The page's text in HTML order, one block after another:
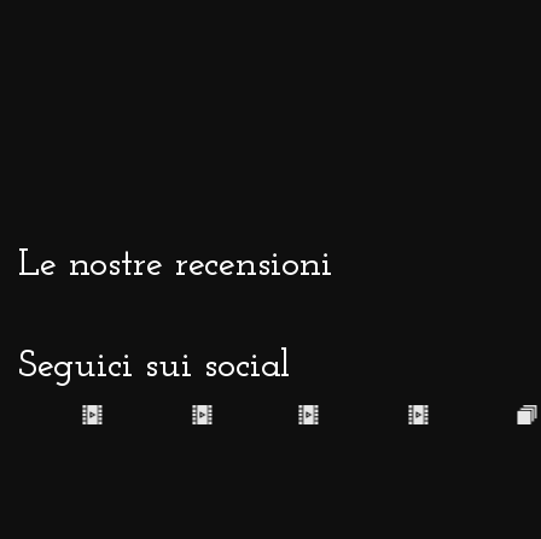
Le nostre recensioni
Seguici sui social